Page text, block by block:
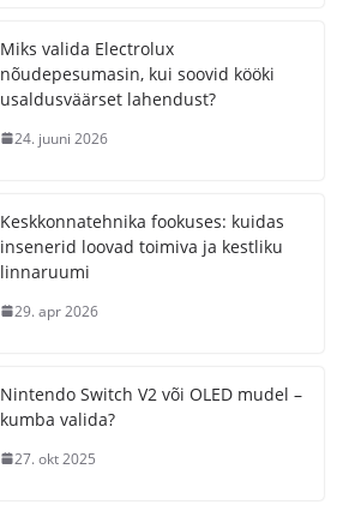
Miks valida Electrolux
nõudepesumasin, kui soovid kööki
usaldusväärset lahendust?
24. juuni 2026
Keskkonnatehnika fookuses: kuidas
insenerid loovad toimiva ja kestliku
linnaruumi
29. apr 2026
Nintendo Switch V2 või OLED mudel –
kumba valida?
27. okt 2025